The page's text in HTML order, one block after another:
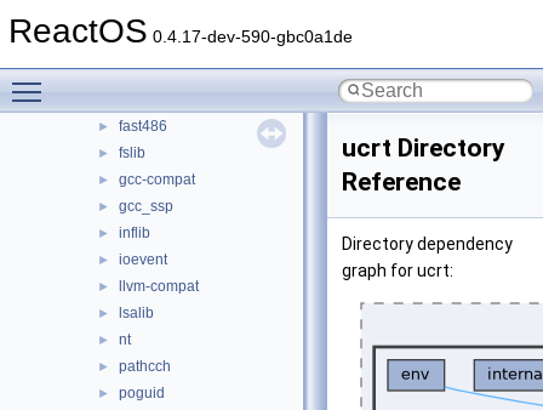
ReactOS 0.4.17-dev-590-gbc0a1de
► drivers
► dxguid
► epsapi
► fast486
► fslib
► gcc-compat
► gcc_ssp
► inflib
► ioevent
► llvm-compat
► lsalib
► nt
► pathcch
► poguid
ucrt Directory
Reference
Directory dependency
graph for ucrt: